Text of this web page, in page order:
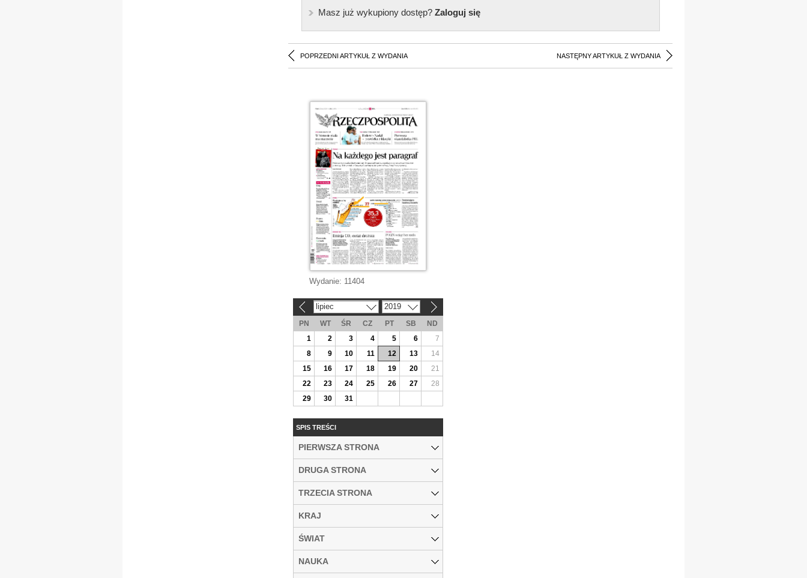
Masz już wykupiony dostęp?Zaloguj się
POPRZEDNI ARTYKUŁ Z WYDANIA NASTĘPNY ARTYKUŁ Z WYDANIA
Wydanie: 11404
lipiec 2019
PN WT ŚR CZ PT SB
ND
1
2 3 4 5 6
7
8
9 10 11 12 13
14
15
16 17 18 19 20
21
22
23 24 25 26 27
28
29
30 31
SPIS TREŚCI
PIERWSZA STRONA
DRUGA STRONA
TRZECIA STRONA
KRAJ
ŚWIAT
NAUKA